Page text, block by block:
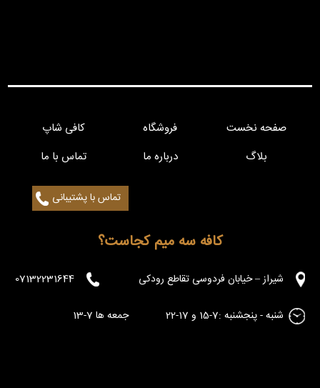
تماس با پشتیبانی
صفحه نخست فروشگاه
کافی شاپ
بلاگ
درباره ما تماس با ما
کافه سه میم کجاست؟
شیراز – خیابان فردوسی تقاطع رودکی 07132231644
شنبه - پنجشنبه :7-15 و 17-22 جمعه ها 7-13